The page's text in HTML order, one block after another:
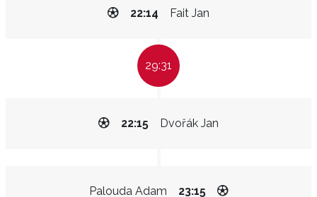
Fait Jan
22:14
29:31
Dvořák Jan
22:15
Palouda Adam 23:15